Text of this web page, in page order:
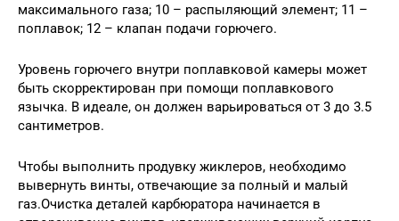
максимального газа; 10 – распыляющий элемент; 11 –
поплавок; 12 – клапан подачи горючего.
Уровень горючего внутри поплавковой камеры может
быть скорректирован при помощи поплавкового
язычка. В идеале, он должен варьироваться от 3 до 3.5
сантиметров.
Чтобы выполнить продувку жиклеров, необходимо
вывернуть винты, отвечающие за полный и малый
газ.Очистка деталей карбюратора начинается в